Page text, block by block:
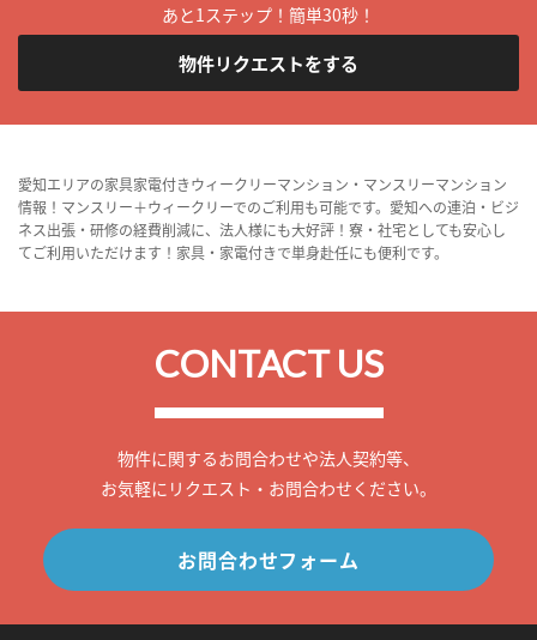
あと1ステップ！簡単30秒！
物件リクエストをする
愛知エリアの家具家電付きウィークリーマンション・マンスリーマンション
情報！マンスリー＋ウィークリーでのご利用も可能です。愛知への連泊・ビジ
ネス出張・研修の経費削減に、法人様にも大好評！寮・社宅としても安心し
てご利用いただけます！家具・家電付きで単身赴任にも便利です。
CONTACT US
物件に関するお問合わせや法人契約等、
お気軽にリクエスト・お問合わせください。
お問合わせフォーム